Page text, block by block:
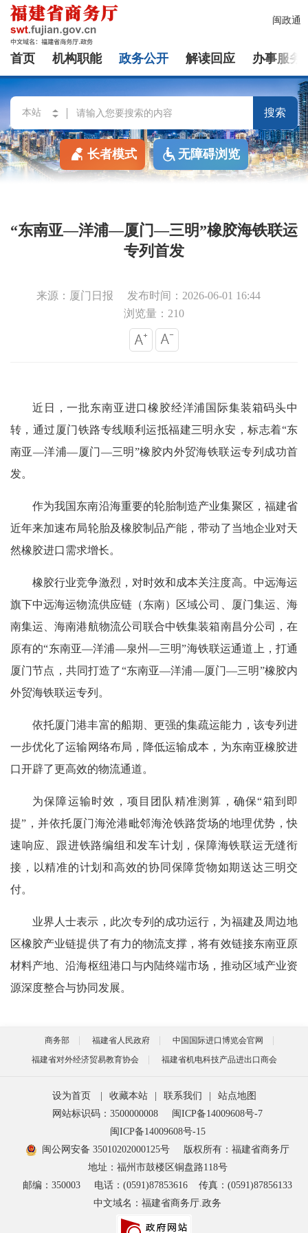
闽政通
首页 机构职能 政务公开 解读回应 办事服务
搜索
长者模式 无障碍浏览
“东南亚—洋浦—厦门—三明”橡胶海铁联运
专列首发
来源：厦门日报
发布时间：2026-06-01 16:44
浏览量：210
近日，一批东南亚进口橡胶经洋浦国际集装箱码头中
转，通过厦门铁路专线顺利运抵福建三明永安，标志着“东
南亚—洋浦—厦门—三明”橡胶内外贸海铁联运专列成功首
发。
作为我国东南沿海重要的轮胎制造产业集聚区，福建省
近年来加速布局轮胎及橡胶制品产能，带动了当地企业对天
然橡胶进口需求增长。
橡胶行业竞争激烈，对时效和成本关注度高。中远海运
旗下中远海运物流供应链（东南）区域公司、厦门集运、海
南集运、海南港航物流公司联合中铁集装箱南昌分公司，在
原有的“东南亚—洋浦—泉州—三明”海铁联运通道上，打通
厦门节点，共同打造了“东南亚—洋浦—厦门—三明”橡胶内
外贸海铁联运专列。
依托厦门港丰富的船期、更强的集疏运能力，该专列进
一步优化了运输网络布局，降低运输成本，为东南亚橡胶进
口开辟了更高效的物流通道。
为保障运输时效，项目团队精准测算，确保“箱到即
提”，并依托厦门海沧港毗邻海沧铁路货场的地理优势，快
速响应、跟进铁路编组和发车计划，保障海铁联运无缝衔
接，以精准的计划和高效的协同保障货物如期送达三明交
付。
业界人士表示，此次专列的成功运行，为福建及周边地
区橡胶产业链提供了有力的物流支撑，将有效链接东南亚原
材料产地、沿海枢纽港口与内陆终端市场，推动区域产业资
源深度整合与协同发展。
商务部 福建省人民政府
中国国际进口博览会官网
福建省对外经济贸易教育协会
福建省机电科技产品进出口商会
设为首页 收藏本站 联系我们
站点地图
网站标识码：3500000008
闽ICP备14009608号-7
闽ICP备14009608号-15
闽公网安备 35010202000125号
版权所有：福建省商务厅
地址：福州市鼓楼区铜盘路118号
邮编：350003
电话：(0591)87853616
传真：(0591)87856133
中文域名：福建省商务厅.政务